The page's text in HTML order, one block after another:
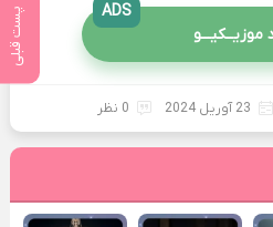
پست قبلی موزیــکیـــو
ADS
23 آوریل 2024 0 نظر